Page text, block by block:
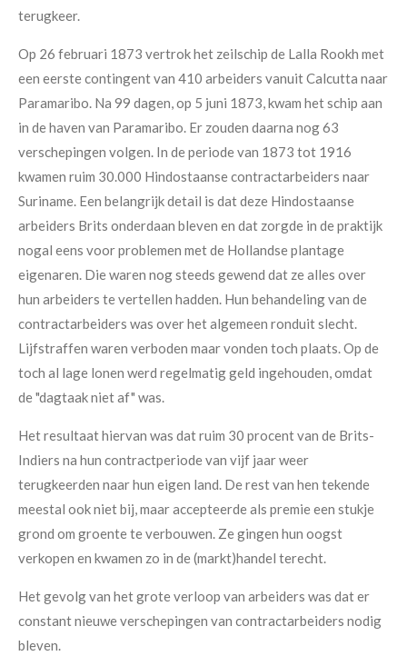
terugkeer.
Op 26 februari 1873 vertrok het zeilschip de Lalla Rookh met
een eerste contingent van 410 arbeiders vanuit Calcutta naar
Paramaribo. Na 99 dagen, op 5 juni 1873, kwam het schip aan
in de haven van Paramaribo. Er zouden daarna nog 63
verschepingen volgen. In de periode van 1873 tot 1916
kwamen ruim 30.000 Hindostaanse contractarbeiders naar
Suriname. Een belangrijk detail is dat deze Hindostaanse
arbeiders Brits onderdaan bleven en dat zorgde in de praktijk
nogal eens voor problemen met de Hollandse plantage
eigenaren. Die waren nog steeds gewend dat ze alles over
hun arbeiders te vertellen hadden. Hun behandeling van de
contractarbeiders was over het algemeen ronduit slecht.
Lijfstraffen waren verboden maar vonden toch plaats. Op de
toch al lage lonen werd regelmatig geld ingehouden, omdat
de "dagtaak niet af" was.
Het resultaat hiervan was dat ruim 30 procent van de Brits-
Indiers na hun contractperiode van vijf jaar weer
terugkeerden naar hun eigen land. De rest van hen tekende
meestal ook niet bij, maar accepteerde als premie een stukje
grond om groente te verbouwen. Ze gingen hun oogst
verkopen en kwamen zo in de (markt)handel terecht.
Het gevolg van het grote verloop van arbeiders was dat er
constant nieuwe verschepingen van contractarbeiders nodig
bleven.